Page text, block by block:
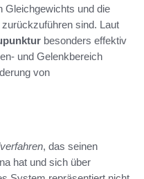
Gleichgewichts und die
sind. Laut
besonders effektiv
und Gelenkbereich
von
, das seinen
hat und sich über